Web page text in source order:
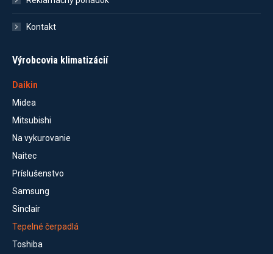
Kontakt
Výrobcovia klimatizácií
Daikin
Midea
Mitsubishi
Na vykurovanie
Naitec
Príslušenstvo
Samsung
Sinclair
Tepelné čerpadlá
Toshiba